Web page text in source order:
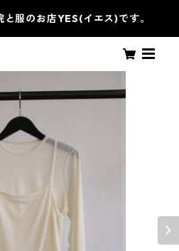
服のお店YES(イエス)です。